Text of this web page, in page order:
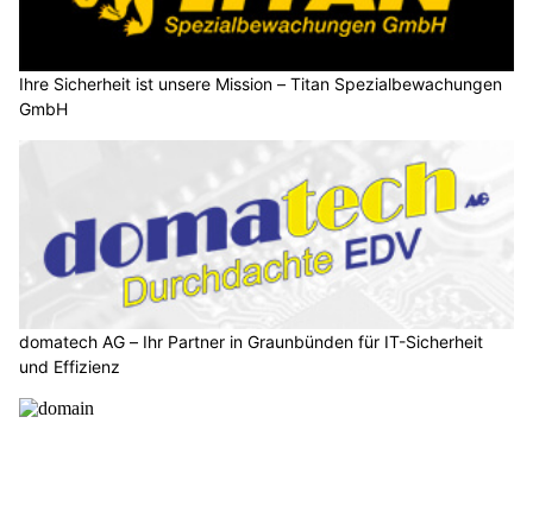
Ihre Sicherheit ist unsere Mission – Titan Spezialbewachungen
GmbH
domatech AG – Ihr Partner in Graunbünden für IT-Sicherheit
und Effizienz